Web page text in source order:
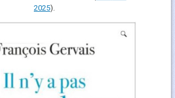
2025).